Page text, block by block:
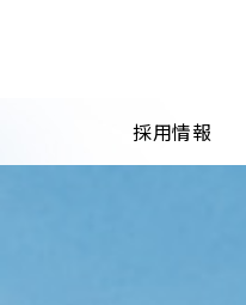
採用情報